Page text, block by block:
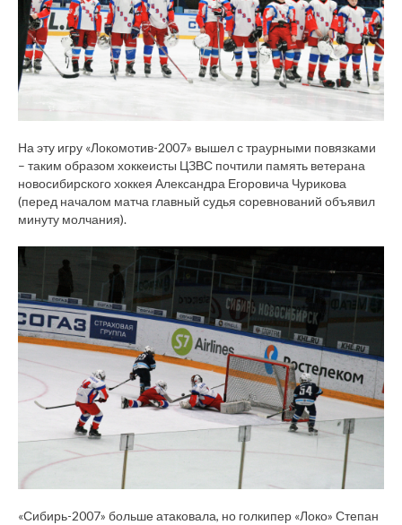
На эту игру «Локомотив-2007» вышел с траурными повязками
– таким образом хоккеисты ЦЗВС почтили память ветерана
новосибирского хоккея Александра Егоровича Чурикова
(перед началом матча главный судья соревнований объявил
минуту молчания).
«Сибирь-2007» больше атаковала, но голкипер «Локо» Степан